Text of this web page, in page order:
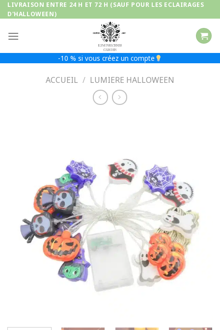
Passer
au
LIVRAISON ENTRE 24 H ET 72 H (SAUF POUR LES ECLAIRAGES
D'HALLOWEEN)
-10 % si vous créez un compte
ACCUEIL / LUMIERE HALLOWEEN